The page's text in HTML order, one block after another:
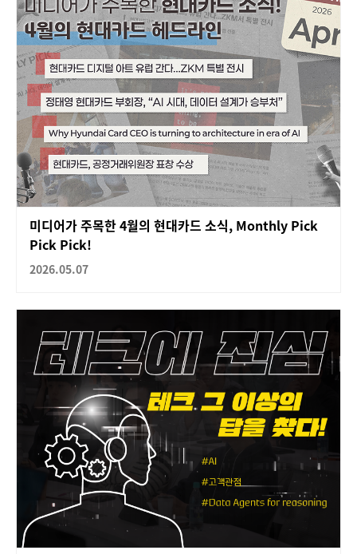
미디어가 주목한 4월의 현대카드 소식, Monthly Pick
Pick Pick!
2026.05.07